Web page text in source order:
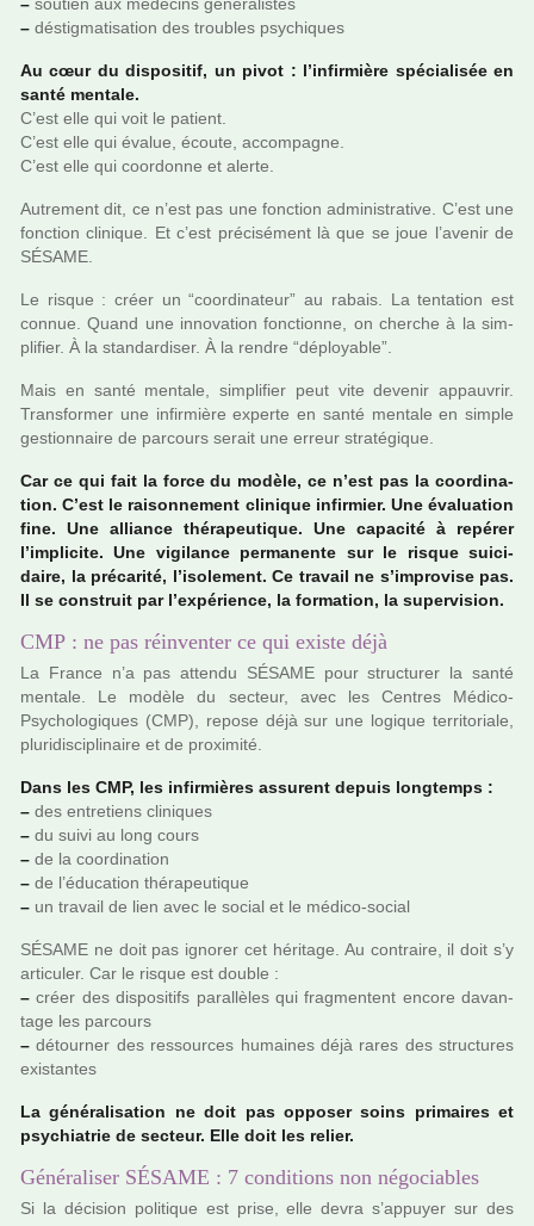
– sou­tien aux méde­cins géné­ra­lis­tes
– déstig­ma­ti­sa­tion des trou­bles psy­chi­ques
Au cœur du dis­po­si­tif, un pivot : l’infir­mière spé­cia­li­sée en
santé men­tale.
C’est elle qui voit le patient.
C’est elle qui évalue, écoute, accom­pa­gne.
C’est elle qui coor­donne et alerte.
Autrement dit, ce n’est pas une fonc­tion admi­nis­tra­tive. C’est une
fonc­tion cli­ni­que. Et c’est pré­ci­sé­ment là que se joue l’avenir de
SÉSAME.
Le risque : créer un “coor­di­na­teur” au rabais. La ten­ta­tion est
connue. Quand une inno­va­tion fonc­tionne, on cher­che à la sim­
pli­fier. À la stan­dar­di­ser. À la rendre “déploya­ble”.
Mais en santé men­tale, sim­pli­fier peut vite deve­nir appau­vrir.
Transformer une infir­mière experte en santé men­tale en simple
ges­tion­naire de par­cours serait une erreur stra­té­gi­que.
Car ce qui fait la force du modèle, ce n’est pas la coor­di­na­
tion. C’est le rai­son­ne­ment cli­ni­que infir­mier. Une évaluation
fine. Une alliance thé­ra­peu­ti­que. Une capa­cité à repé­rer
l’impli­cite. Une vigi­lance per­ma­nente sur le risque sui­ci­
daire, la pré­ca­rité, l’iso­le­ment. Ce tra­vail ne s’impro­vise pas.
Il se cons­truit par l’expé­rience, la for­ma­tion, la super­vi­sion.
CMP : ne pas réinventer ce qui existe déjà
La France n’a pas attendu SÉSAME pour struc­tu­rer la santé
men­tale. Le modèle du sec­teur, avec les Centres Médico-
Psychologiques (CMP), repose déjà sur une logi­que ter­ri­to­riale,
plu­ri­dis­ci­pli­naire et de proxi­mité.
Dans les CMP, les infir­miè­res assu­rent depuis long­temps :
– des entre­tiens cli­ni­ques
– du suivi au long cours
– de la coor­di­na­tion
– de l’éducation thé­ra­peu­ti­que
– un tra­vail de lien avec le social et le médico-social
SÉSAME ne doit pas igno­rer cet héri­tage. Au contraire, il doit s’y
arti­cu­ler. Car le risque est double :
– créer des dis­po­si­tifs paral­lè­les qui frag­men­tent encore davan­
tage les par­cours
– détour­ner des res­sour­ces humai­nes déjà rares des struc­tu­res
exis­tan­tes
La géné­ra­li­sa­tion ne doit pas oppo­ser soins pri­mai­res et
psy­chia­trie de sec­teur. Elle doit les relier.
Généraliser SÉSAME : 7 conditions non négociables
Si la déci­sion poli­ti­que est prise, elle devra s’appuyer sur des